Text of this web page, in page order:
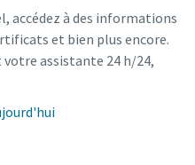
accédez à des informations
et bien plus encore.
assistante 24 h/24,